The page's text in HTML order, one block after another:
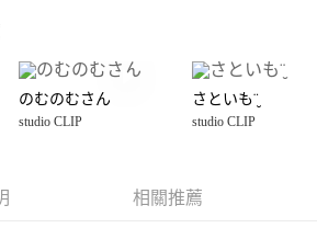
台灣大哥大用戶可立即使用無須另外申請。
及費用金額請依後續交易確認頁面所載為準。
商品之後才付款」的支付方式。 讓您購物簡單便
のむのむさん
studio CLIP
さといも¨̮
studio CLIP
相關推薦